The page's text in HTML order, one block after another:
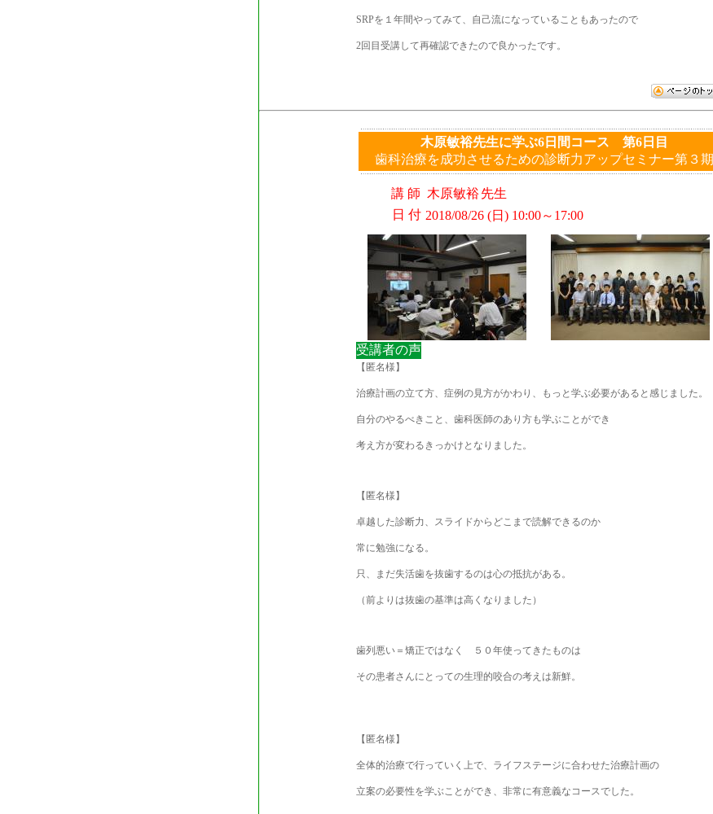
SRPを１年間やってみて、自己流になっていることもあったので
2回目受講して再確認できたので良かったです。
木原敏裕先生に学ぶ6日間コース 第6日目
歯科治療を成功させるための診断力アップセミナー第３期
講 師 木原敏裕先生
日 付 2018/08/26 (日) 10:00～17:00
受講者の声
【匿名様】
治療計画の立て方、症例の見方がかわり、もっと学ぶ必要があると感じました。
自分のやるべきこと、歯科医師のあり方も学ぶことができ
考え方が変わるきっかけとなりました。
【匿名様】
卓越した診断力、スライドからどこまで読解できるのか
常に勉強になる。
只、まだ失活歯を抜歯するのは心の抵抗がある。
（前よりは抜歯の基準は高くなりました）
歯列悪い＝矯正ではなく ５０年使ってきたものは
その患者さんにとっての生理的咬合の考えは新鮮。
【匿名様】
全体的治療で行っていく上で、ライフステージに合わせた治療計画の
立案の必要性を学ぶことができ、非常に有意義なコースでした。